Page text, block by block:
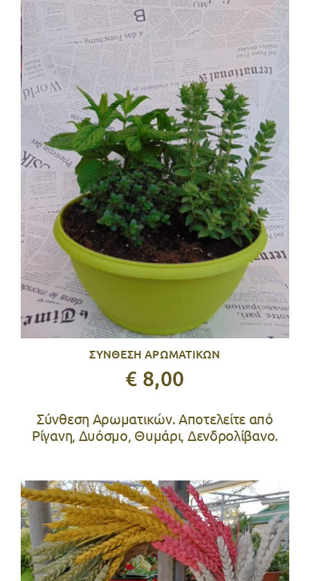
ΣΥΝΘΕΣΗ ΑΡΩΜΑΤΙΚΩΝ
€ 8,00
Σύνθεση Αρωματικών. Αποτελείτε από
Ρίγανη, Δυόσμο, Θυμάρι, Δενδρολίβανο.